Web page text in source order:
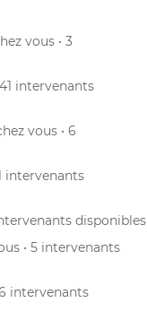
vous • 3
intervenants
vous • 6
intervenants
disponibles
• 5 intervenants
intervenants